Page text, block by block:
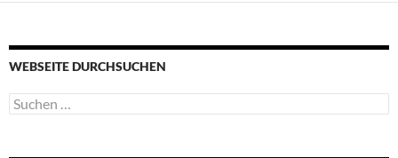
WEBSEITE DURCHSUCHEN
Suchen
nach: